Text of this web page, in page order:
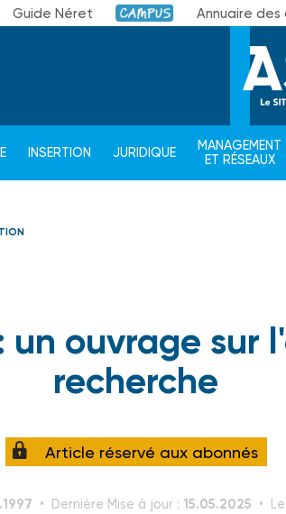
Guide Néret Campus Annuaire des
INSERTION JURIDIQUE
MANAGEMENT
ET RÉSEAUX
un ouvrage sur
recherche
Article réservé aux abonnés
Dernière Mise à jour : 15.05.2025